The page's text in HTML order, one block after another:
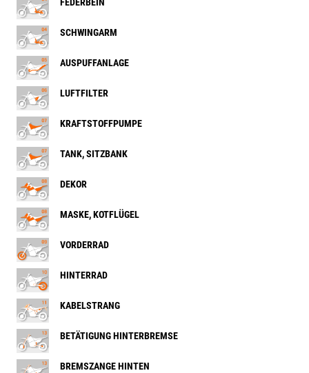
SCHWINGARM
AUSPUFFANLAGE
LUFTFILTER
KRAFTSTOFFPUMPE
TANK, SITZBANK
DEKOR
MASKE, KOTFLÜGEL
VORDERRAD
HINTERRAD
KABELSTRANG
BETÄTIGUNG HINTERBREMSE
BREMSZANGE HINTEN